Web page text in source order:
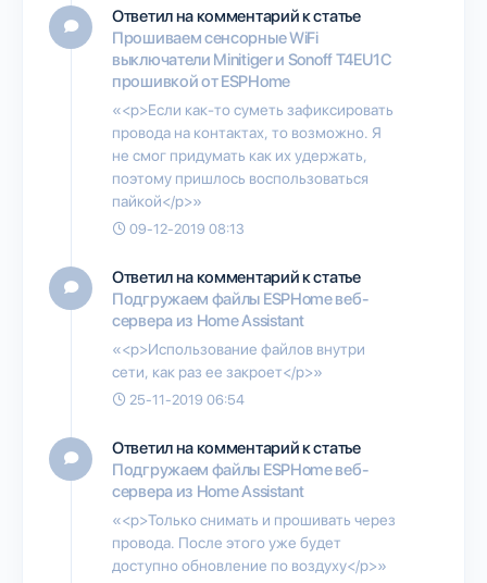
Ответил на комментарий к статье
Прошиваем сенсорные WiFi
выключатели Minitiger и Sonoff T4EU1C
прошивкой от ESPHome
«<p>Если как-то суметь зафиксировать
провода на контактах, то возможно. Я
не смог придумать как их удержать,
поэтому пришлось воспользоваться
пайкой</p>»
09-12-2019 08:13
Ответил на комментарий к статье
Подгружаем файлы ESPHome веб-
сервера из Home Assistant
«<p>Использование файлов внутри
сети, как раз ее закроет</p>»
25-11-2019 06:54
Ответил на комментарий к статье
Подгружаем файлы ESPHome веб-
сервера из Home Assistant
«<p>Только снимать и прошивать через
провода. После этого уже будет
доступно обновление по воздуху</p>»